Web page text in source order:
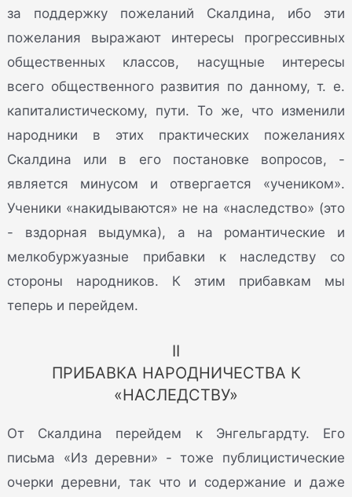
за поддержку пожеланий Скалдина, ибо эти
пожелания выражают интересы прогрессивных
общественных классов, насущные интересы
всего общественного развития по данному, т. е.
капиталистическому, пути. То же, что изменили
народники в этих практических пожеланиях
Скалдина или в его постановке вопросов, -
является минусом и отвергается «учеником».
Ученики «накидываются» не на «наследство» (это
- вздорная выдумка), а на романтические и
мелкобуржуазные прибавки к наследству со
стороны народников. К этим прибавкам мы
теперь и перейдем.
II
ПРИБАВКА НАРОДНИЧЕСТВА К
«НАСЛЕДСТВУ»
От Скалдина перейдем к Энгельгардту. Его
письма «Из деревни» - тоже публицистические
очерки деревни, так что и содержание и даже